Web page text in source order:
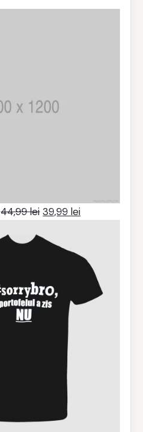
44,99lei Prețul
a
39,99leiPrețul
39,99 lei.